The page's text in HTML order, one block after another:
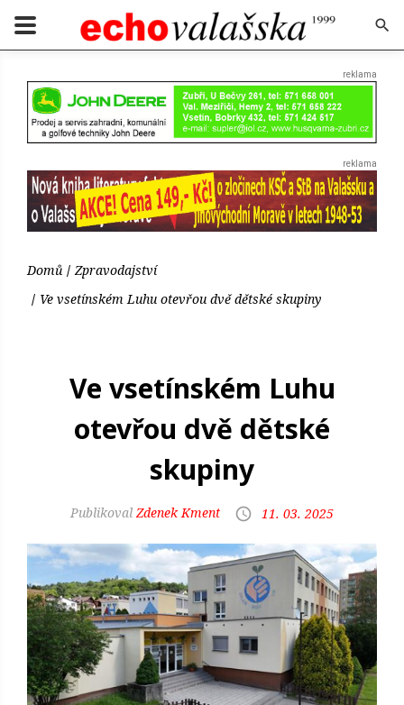
Domů
Zpravodajství
Ve vsetínském Luhu otevřou dvě dětské skupiny
Ve vsetínském Luhu
otevřou dvě dětské
skupiny
Zdenek Kment 11. 03. 2025